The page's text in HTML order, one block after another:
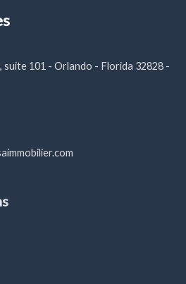
101 - Orlando - Florida 32828 -